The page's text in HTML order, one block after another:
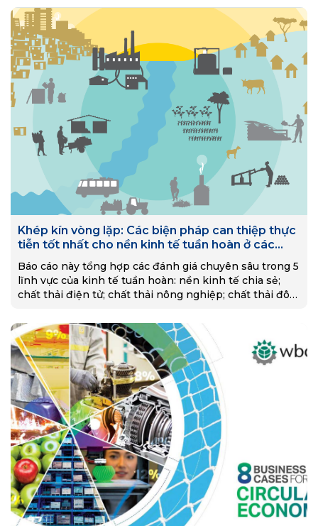
học, kinh nghiệm quốc tế và hiện thực hóa kinh tế
tuần hoàn ở Việt Nam, ngày 13/7/2022, Viện Chiến lược,
Chính sách tài nguyên và môi trường phối hợp với Quỹ
Hanns Seidel Foundation tổ chức hội thảo với chủ đề
“Thúc đẩy đổi mới sáng tạo hướng đến hiện thực hóa
kinh tế tuần hoàn ở Việt Nam”. Hội thảo đã nhận được
sự quan tâm của nhiều cơ quan, tổ chức, nhà khoa học
trong và ngoài nước. Ngoài các bài tham luận trình bày
tại hội thảo, Ban Tổ chức đã lựa chọn 25 bài viết gửi về
để xuất bản Kỷ yếu hội thảo. Đây là nguồn tài liệu quý
để tham khảo phục vụ quá trình nghiên cứu, xây dựng
Kế hoạch hành động quốc gia về kinh tế tuần hoàn
trong thời gian tới.
Khép kín vòng lặp: Các biện pháp can thiệp thực
tiễn tốt nhất cho nền kinh tế tuần hoàn ở các
nước đang phát triển
Báo cáo này tổng hợp các đánh giá chuyên sâu trong 5
lĩnh vực của kinh tế tuần hoàn: nền kinh tế chia sẻ;
chất thải điện tử; chất thải nông nghiệp; chất thải đô
phép phân tích sâu hơn các cách tiếp cận trước đây
dựa trên các nghiên cứu điển hình. Các tác giả xác
định một loạt các biện pháp can thiệp phát triển đã
được chứng minh và nhân rộng trong nhiều bối cảnh
thu nhập thấp và trung bình.